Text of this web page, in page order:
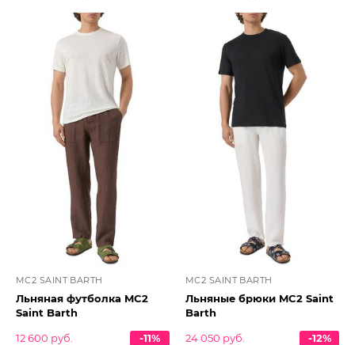
MC2 SAINT BARTH
Льняная футболка MC2
Saint Barth
12 600 руб.
-11%
MC2 SAINT BARTH
Льняные брюки MC2 Saint
Barth
24 050 руб.
-12%